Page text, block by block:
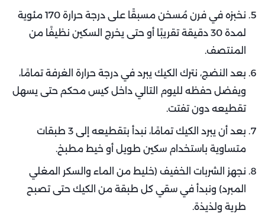
نخبزه في فرن مُسخن مسبقًا على درجة حرارة 170 مئوية
لمدة 30 دقيقة تقريبًا أو حتى يخرج السكين نظيفًا من
المنتصف.
بعد النضج، نترك الكيك يبرد في درجة حرارة الغرفة تمامًا،
ويفضل حفظه لليوم التالي داخل كيس محكم حتى يسهل
تقطيعه دون تفتت.
بعد أن يبرد الكيك تمامًا، نبدأ بتقطيعه إلى 3 طبقات
متساوية باستخدام سكين طويل أو خيط مطبخ.
نجهز الشربات الخفيف (خليط من الماء والسكر المغلي
المبرد) ونبدأ في سقي كل طبقة من الكيك حتى تصبح
طرية ولذيذة.